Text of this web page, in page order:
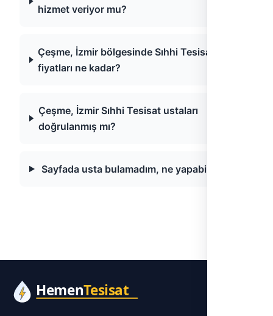
hizmet veriyor mu?
Çeşme, İzmir bölgesinde Sıhhi Tesisat
fiyatları ne kadar?
Çeşme, İzmir Sıhhi Tesisat ustaları
doğrulanmış mı?
Sayfada usta bulamadım, ne yapabilirim?